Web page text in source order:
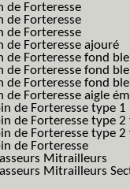
de Forteresse
de Forteresse
de Forteresse
de Forteresse ajouré
de Forteresse fond
de Forteresse fond
de Forteresse fond
de Forteresse aigle
de Forteresse type 1
de Forteresse type
de Forteresse type
de Forteresse
Mitrailleurs
Mitrailleurs